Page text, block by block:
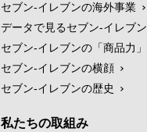
セブン‐イレブンの海外事業
データで見るセブン‐イレブン
セブン‐イレブンの「商品力」
セブン-イレブンの横顔
セブン-イレブンの歴史
私たちの取組み